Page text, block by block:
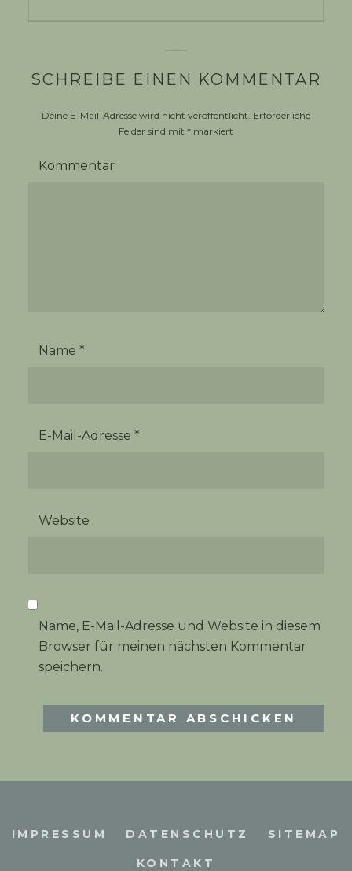
SCHREIBE EINEN KOMMENTAR
Deine E-Mail-Adresse wird nicht veröffentlicht. Erforderliche
Felder sind mit * markiert
Kommentar
Name *
E-Mail-Adresse *
Website
Name, E-Mail-Adresse und Website in diesem
Browser für meinen nächsten Kommentar
speichern.
IMPRESSUM DATENSCHUTZ SITEMAP
KONTAKT